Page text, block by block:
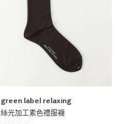
green label relaxing
絲光加工素色禮服襪